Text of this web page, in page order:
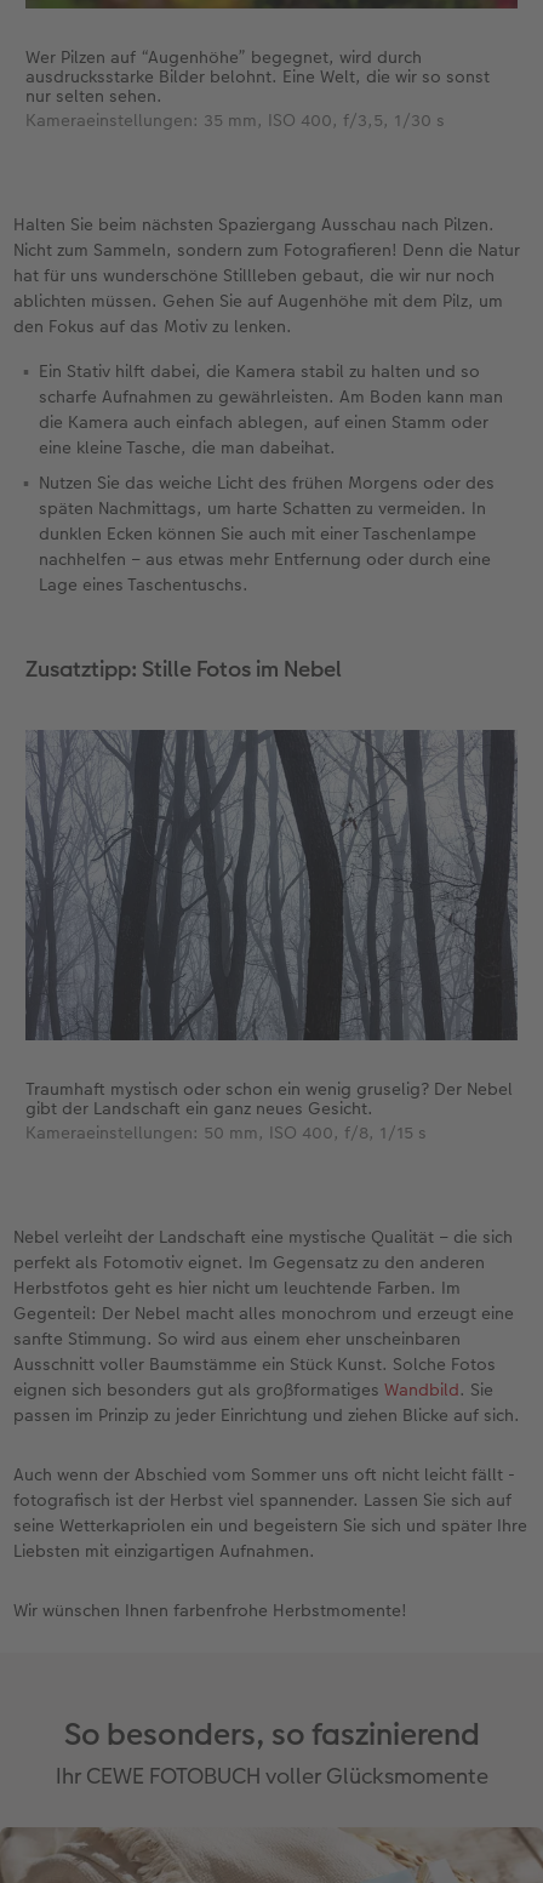
Wer Pilzen auf “Augenhöhe” begegnet, wird durch
ausdrucksstarke Bilder belohnt. Eine Welt, die wir so sonst
nur selten sehen.
Kameraeinstellungen: 35 mm, ISO 400, f/3,5, 1/30 s
Halten Sie beim nächsten Spaziergang Ausschau nach Pilzen.
Nicht zum Sammeln, sondern zum Fotografieren! Denn die Natur
hat für uns wunderschöne Stillleben gebaut, die wir nur noch
ablichten müssen. Gehen Sie auf Augenhöhe mit dem Pilz, um
den Fokus auf das Motiv zu lenken.
Ein Stativ hilft dabei, die Kamera stabil zu halten und so
scharfe Aufnahmen zu gewährleisten. Am Boden kann man
die Kamera auch einfach ablegen, auf einen Stamm oder
eine kleine Tasche, die man dabeihat.
Nutzen Sie das weiche Licht des frühen Morgens oder des
späten Nachmittags, um harte Schatten zu vermeiden. In
dunklen Ecken können Sie auch mit einer Taschenlampe
nachhelfen – aus etwas mehr Entfernung oder durch eine
Lage eines Taschentuschs.
Zusatztipp: Stille Fotos im Nebel
Traumhaft mystisch oder schon ein wenig gruselig? Der Nebel
gibt der Landschaft ein ganz neues Gesicht.
Kameraeinstellungen: 50 mm, ISO 400, f/8, 1/15 s
Nebel verleiht der Landschaft eine mystische Qualität – die sich
perfekt als Fotomotiv eignet. Im Gegensatz zu den anderen
Herbstfotos geht es hier nicht um leuchtende Farben. Im
Gegenteil: Der Nebel macht alles monochrom und erzeugt eine
sanfte Stimmung. So wird aus einem eher unscheinbaren
Ausschnitt voller Baumstämme ein Stück Kunst. Solche Fotos
eignen sich besonders gut als großformatigesWandbild. Sie
passen im Prinzip zu jeder Einrichtung und ziehen Blicke auf sich.
Auch wenn der Abschied vom Sommer uns oft nicht leicht fällt -
fotografisch ist der Herbst viel spannender. Lassen Sie sich auf
seine Wetterkapriolen ein und begeistern Sie sich und später Ihre
Liebsten mit einzigartigen Aufnahmen.
Wir wünschen Ihnen farbenfrohe Herbstmomente!
So besonders, so faszinierend
Ihr CEWE FOTOBUCH voller Glücksmomente